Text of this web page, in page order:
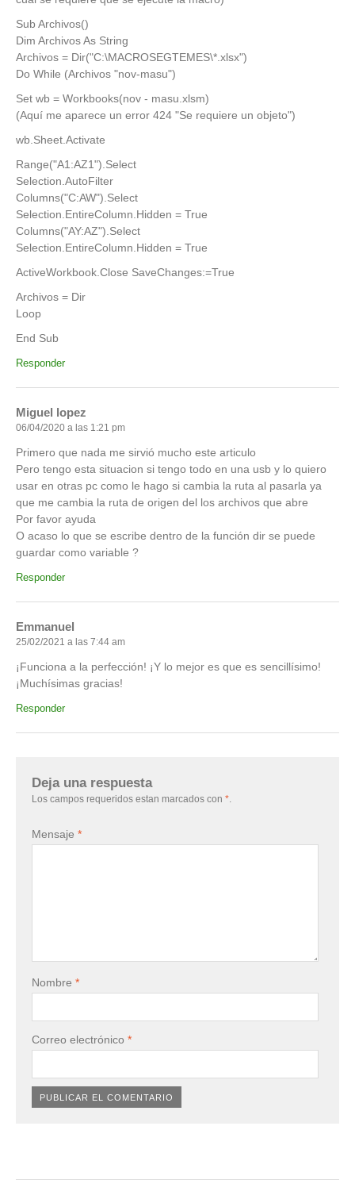
Sub Archivos()
Dim Archivos As String
Archivos = Dir("C:\MACROSEGTEMES\*.xlsx")
Do While (Archivos "nov-masu")
Set wb = Workbooks(nov - masu.xlsm)
(Aquí me aparece un error 424 "Se requiere un objeto")
wb.Sheet.Activate
Range("A1:AZ1").Select
Selection.AutoFilter
Columns("C:AW").Select
Selection.EntireColumn.Hidden = True
Columns("AY:AZ").Select
Selection.EntireColumn.Hidden = True
ActiveWorkbook.Close SaveChanges:=True
Archivos = Dir
Loop
End Sub
Responder
Miguel lopez
06/04/2020 a las 1:21 pm
Primero que nada me sirvió mucho este articulo
Pero tengo esta situacion si tengo todo en una usb y lo quiero
usar en otras pc como le hago si cambia la ruta al pasarla ya
que me cambia la ruta de origen del los archivos que abre
Por favor ayuda
O acaso lo que se escribe dentro de la función dir se puede
guardar como variable ?
Responder
Emmanuel
25/02/2021 a las 7:44 am
¡Funciona a la perfección! ¡Y lo mejor es que es sencillísimo!
¡Muchísimas gracias!
Responder
Deja una respuesta
Los campos requeridos estan marcados con *
Mensaje *
Nombre *
Correo electrónico *